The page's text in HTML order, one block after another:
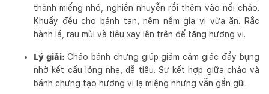
thành miếng nhỏ, nghiền nhuyễn rồi thêm vào nồi cháo.
Khuấy đều cho bánh tan, nêm nếm gia vị vừa ăn. Rắc
hành lá, rau mùi và tiêu xay lên trên để tăng hương vị.
Lý giải: Cháo bánh chưng giúp giảm cảm giác đầy bụng
nhờ kết cấu lỏng nhẹ, dễ tiêu. Sự kết hợp giữa cháo và
bánh chưng tạo hương vị lạ miệng nhưng vẫn gần gũi.